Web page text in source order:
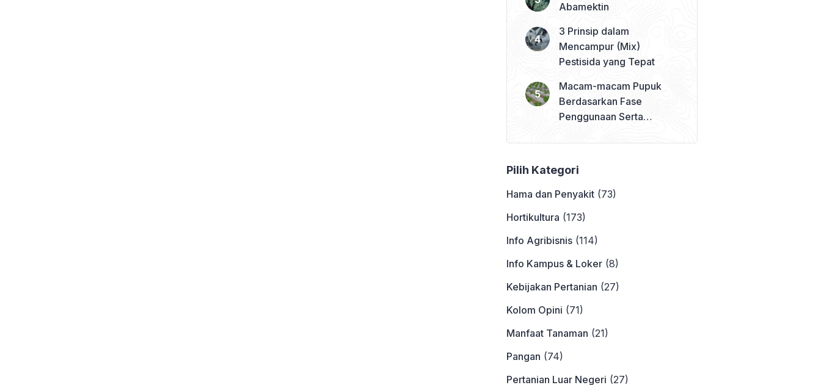
Abamektin
3 Prinsip dalam
Mencampur (Mix)
Pestisida yang Tepat
Macam-macam Pupuk
Berdasarkan Fase
Penggunaan Serta
Pilih Kategori
Hama dan Penyakit(73)
Hortikultura (173)
Info Agribisnis(114)
Info Kampus & Loker(8)
Kebijakan Pertanian (27)
Kolom Opini (71)
Manfaat Tanaman (21)
Pangan (74)
Pertanian Luar Negeri (27)